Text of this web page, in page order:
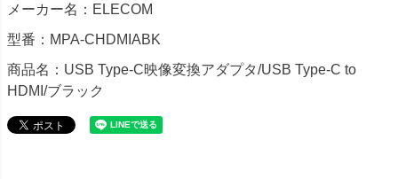
メーカー名：ELECOM
型番：MPA-CHDMIABK
商品名：USB Type-C映像変換アダプタ/USB Type-C to
HDMI/ブラック